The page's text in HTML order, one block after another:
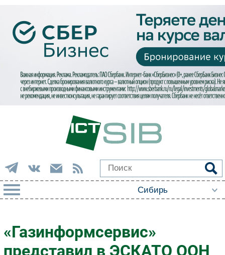
Импорто­замещение
Автоматизация Промышленности
«Газинформсервис»